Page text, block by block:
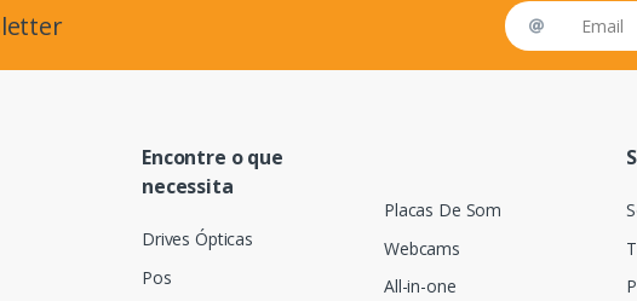
Email address
Encontre o que
necessita
Drives Ópticas
Pos
Placas De Som
Webcams
All-in-one